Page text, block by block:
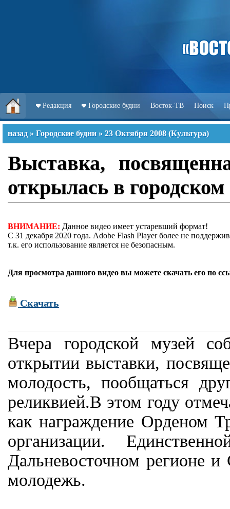
Редакция Городские будни Восток-ТВ Поиск
назад » Городские будни » 23 Октября 2008 (Культура)
Выставка,
открылась в городском
ВНИМАНИЕ: Данное видео имеет устаревший формат!
С 31 декабря 2020 года. Adobe Flash Player более не
т.к. его использование является не безопасным.
Для просмотра данного видео вы можете скачать его по
Скачать
Вчера городской музей
открытии выставки,
молодость, пообщаться
реликвией.В этом году
как награждение Орденом
организации.
Дальневосточном регионе
молодежь.